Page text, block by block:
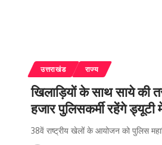
उत्तराखंड राज्य
खिलाड़ियों के साथ साये की
हजार पुलिसकर्मी रहेंगे ड्यूटी
38वें राष्ट्रीय खेलों के आयोजन को पुलिस